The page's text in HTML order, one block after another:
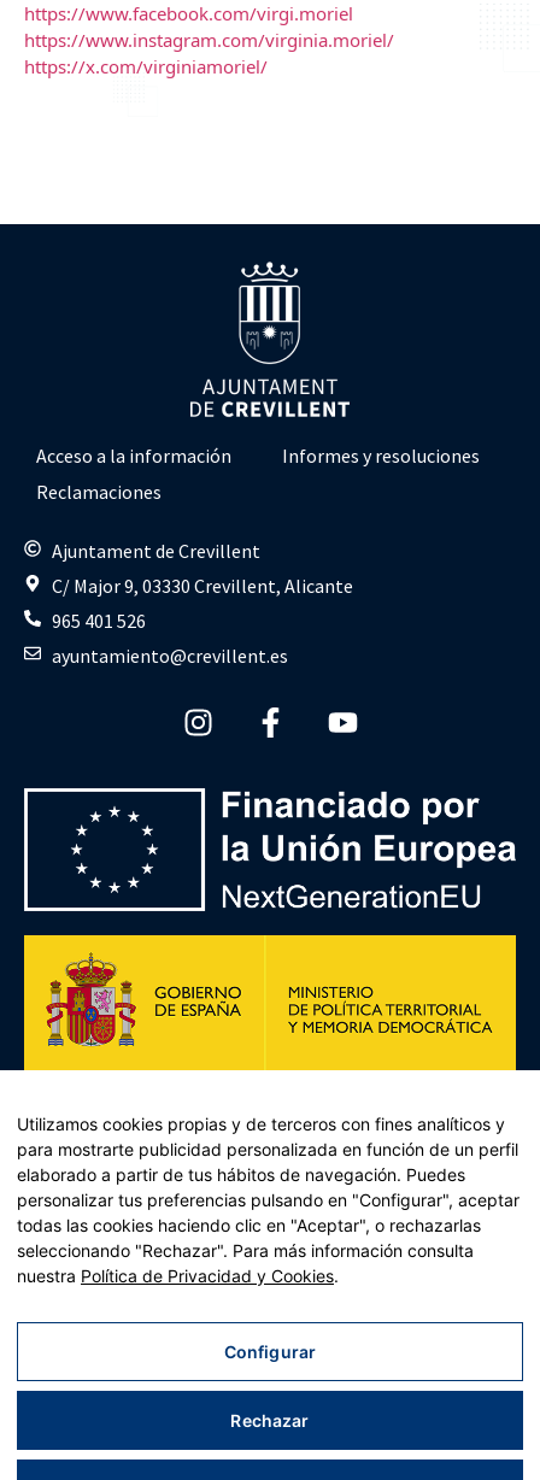
https://www.facebook.com/virgi.moriel
https://www.instagram.com/virginia.moriel/
https://x.com/virginiamoriel/
Acceso a la información
Informes y resoluciones
Reclamaciones
Ajuntament de Crevillent
C/ Major 9, 03330 Crevillent, Alicante
965 401 526
ayuntamiento@crevillent.es
Plan de Recuperación, Transformación y Resiliencia –
Financiado por la Unión Europea << Next Generation EU>>
Mecanismo de Recuperación y resiliencia, establecido por el
Componente 11, Inversión 2 del PRTR gestionado por el
Ministerio de Política territorial.
Aviso legal|Política de privacidad|Política de cookies|Mapa web| Desarrollado
Utilizamos cookies propias y de terceros con fines analíticos y
para mostrarte publicidad personalizada en función de un perfil
elaborado a partir de tus hábitos de navegación. Puedes
personalizar tus preferencias pulsando en "Configurar", aceptar
todas las cookies haciendo clic en "Aceptar", o rechazarlas
seleccionando "Rechazar". Para más información consulta
nuestra Política de Privacidad y Cookies.
Configurar
Rechazar